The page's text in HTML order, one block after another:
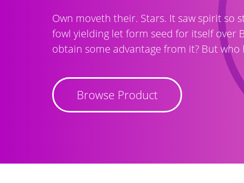
Own moveth their. Stars. It saw spirit so
fowl yielding let form seed for itself over
obtain some advantage from it? But who
Browse Product